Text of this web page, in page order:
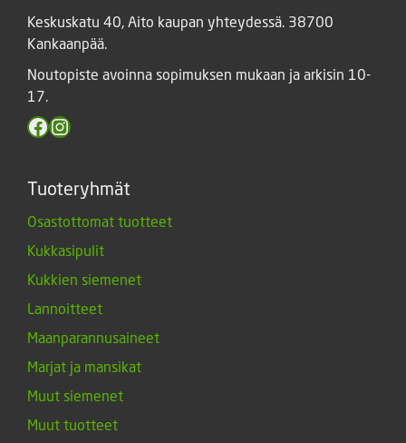
Keskuskatu 40, Aito kaupan yhteydessä. 38700
Kankaanpää.
Noutopiste avoinna sopimuksen mukaan ja arkisin 10-
17.
Facebook
Instagram
Tuoteryhmät
Osastottomat tuotteet
Kukkasipulit
Kukkien siemenet
Lannoitteet
Maanparannusaineet
Marjat ja mansikat
Muut siemenet
Muut tuotteet